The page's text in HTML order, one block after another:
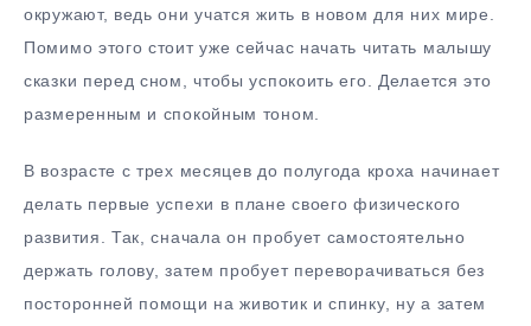
окружают, ведь они учатся жить в новом для них мире.
Помимо этого стоит уже сейчас начать читать малышу
сказки перед сном, чтобы успокоить его. Делается это
размеренным и спокойным тоном.
В возрасте с трех месяцев до полугода кроха начинает
делать первые успехи в плане своего физического
развития. Так, сначала он пробует самостоятельно
держать голову, затем пробует переворачиваться без
посторонней помощи на животик и спинку, ну а затем